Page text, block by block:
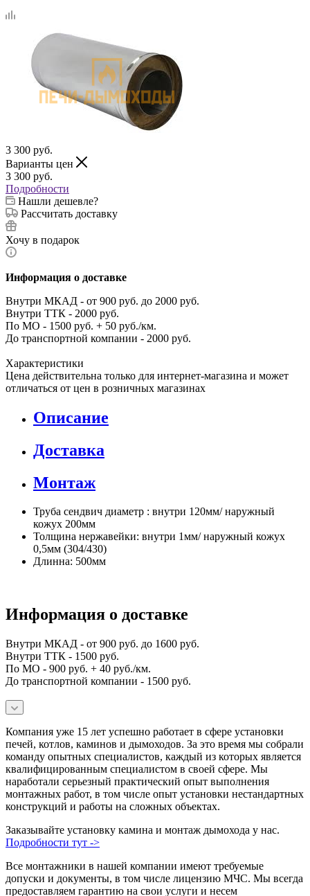
3 300 руб.
Варианты цен
3 300 руб.
Подробности
Нашли дешевле?
Рассчитать доставку
Хочу в подарок
Информация о доставке
Внутри МКАД - от 900 руб. до 2000 руб.
Внутри ТТК - 2000 руб.
По МО - 1500 руб. + 50 руб./км.
До транспортной компании - 2000 руб.
Характеристики
Цена действительна только для интернет-магазина и может
отличаться от цен в розничных магазинах
Описание
Доставка
Монтаж
Труба сендвич диаметр : внутри 120мм/ наружный
кожух 200мм
Толщина нержавейки: внутри 1мм/ наружный кожух
0,5мм (304/430)
Длинна: 500мм
Информация о доставке
Внутри МКАД - от 900 руб. до 1600 руб.
Внутри ТТК - 1500 руб.
По МО - 900 руб. + 40 руб./км.
До транспортной компании - 1500 руб.
Компания уже 15 лет успешно работает в сфере установки
печей, котлов, каминов и дымоходов. За это время мы собрали
команду опытных специалистов, каждый из которых является
квалифицированным специалистом в своей сфере. Мы
наработали серьезный практический опыт выполнения
монтажных работ, в том числе опыт установки нестандартных
конструкций и работы на сложных объектах.
Заказывайте установку камина и монтаж дымохода у нас.
Подробности тут ->
Все монтажники в нашей компании имеют требуемые
допуски и документы, в том числе лицензию МЧС. Мы всегда
предоставляем гарантию на свои услуги и несем